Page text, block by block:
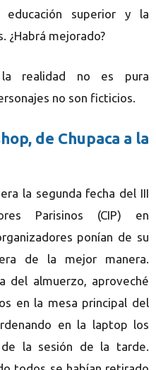
superior y la
¿Habrá mejorado?
la realidad no es pura
no son ficticios.
de Chupaca a la
la segunda fecha del III
Parisinos (CIP) en
ponían de su
de la mejor manera.
del almuerzo, aproveché
en la mesa principal del
en la laptop los
de la sesión de la tarde.